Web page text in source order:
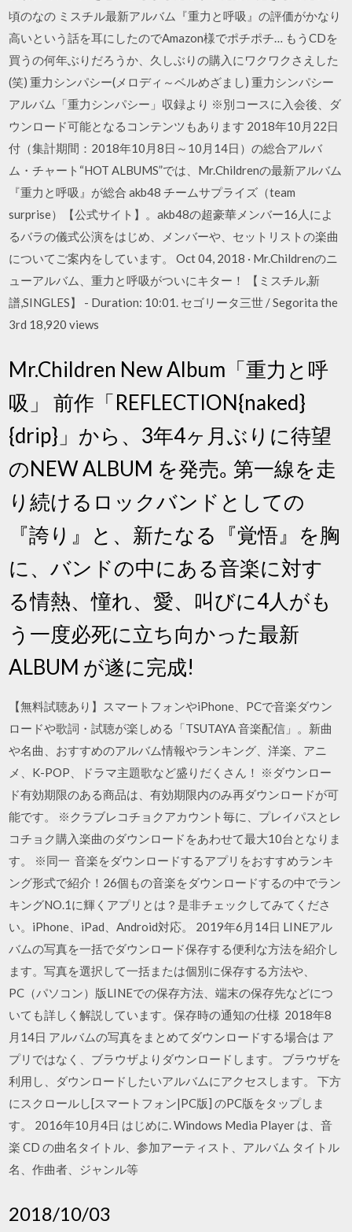
頃のなの ミスチル最新アルバム『重力と呼吸』の評価がかなり
高いという話を耳にしたのでAmazon様でポチポチ… もうCDを
買うの何年ぶりだろうか、久しぶりの購入にワクワクさえした
(笑) 重力シンパシー(メロディ～ベルめざまし) 重力シンパシー
アルバム「重力シンパシー」収録より ※別コースに入会後、ダ
ウンロード可能となるコンテンツもあります 2018年10月22日
付（集計期間：2018年10月8日～10月14日）の総合アルバ
ム・チャート“HOT ALBUMS”では、Mr.Childrenの最新アルバム
『重力と呼吸』が総合 akb48 チームサプライズ（team
surprise）【公式サイト】。akb48の超豪華メンバー16人によ
るバラの儀式公演をはじめ、メンバーや、セットリストの楽曲
についてご案内をしています。 Oct 04, 2018 · Mr.Childrenのニ
ューアルバム、重力と呼吸がついにキター！ 【ミスチル,新
譜,SINGLES】 - Duration: 10:01. セゴリータ三世 / Segorita the
3rd 18,920 views
Mr.Children New Album「重力と呼
吸」 前作「REFLECTION{naked}
{drip}」から、3年4ヶ月ぶりに待望
のNEW ALBUM を発売｡ 第一線を走
り続けるロックバンドとしての
『誇り』と、新たなる『覚悟』を胸
に、バンドの中にある音楽に対す
る情熱、憧れ、愛、叫びに4人がも
う一度必死に立ち向かった最新
ALBUM が遂に完成!
【無料試聴あり】スマートフォンやiPhone、PCで音楽ダウン
ロードや歌詞・試聴が楽しめる「TSUTAYA 音楽配信」。新曲
や名曲、おすすめのアルバム情報やランキング、洋楽、アニ
メ、K-POP、ドラマ主題歌など盛りだくさん！ ※ダウンロー
ド有効期限のある商品は、有効期限内のみ再ダウンロードが可
能です。 ※クラブレコチョクアカウント毎に、プレイパスとレ
コチョク購入楽曲のダウンロードをあわせて最大10台となりま
す。 ※同一 音楽をダウンロードするアプリをおすすめランキ
ング形式で紹介！26個もの音楽をダウンロードするの中でラン
キングNO.1に輝くアプリとは？是非チェックしてみてくださ
い。iPhone、iPad、Android対応。 2019年6月14日 LINEアル
バムの写真を一括でダウンロード保存する便利な方法を紹介し
ます。写真を選択して一括または個別に保存する方法や、
PC（パソコン）版LINEでの保存方法、端末の保存先などにつ
いても詳しく解説しています。保存時の通知の仕様 2018年8
月14日 アルバムの写真をまとめてダウンロードする場合は ア
プリではなく、ブラウザよりダウンロードします。 ブラウザを
利用し、ダウンロードしたいアルバムにアクセスします。 下方
にスクロールし[スマートフォン|PC版] のPC版をタップしま
す。 2016年10月4日 はじめに. Windows Media Player は、音
楽 CD の曲名タイトル、参加アーティスト、アルバム タイトル
名、作曲者、ジャンル等
2018/10/03